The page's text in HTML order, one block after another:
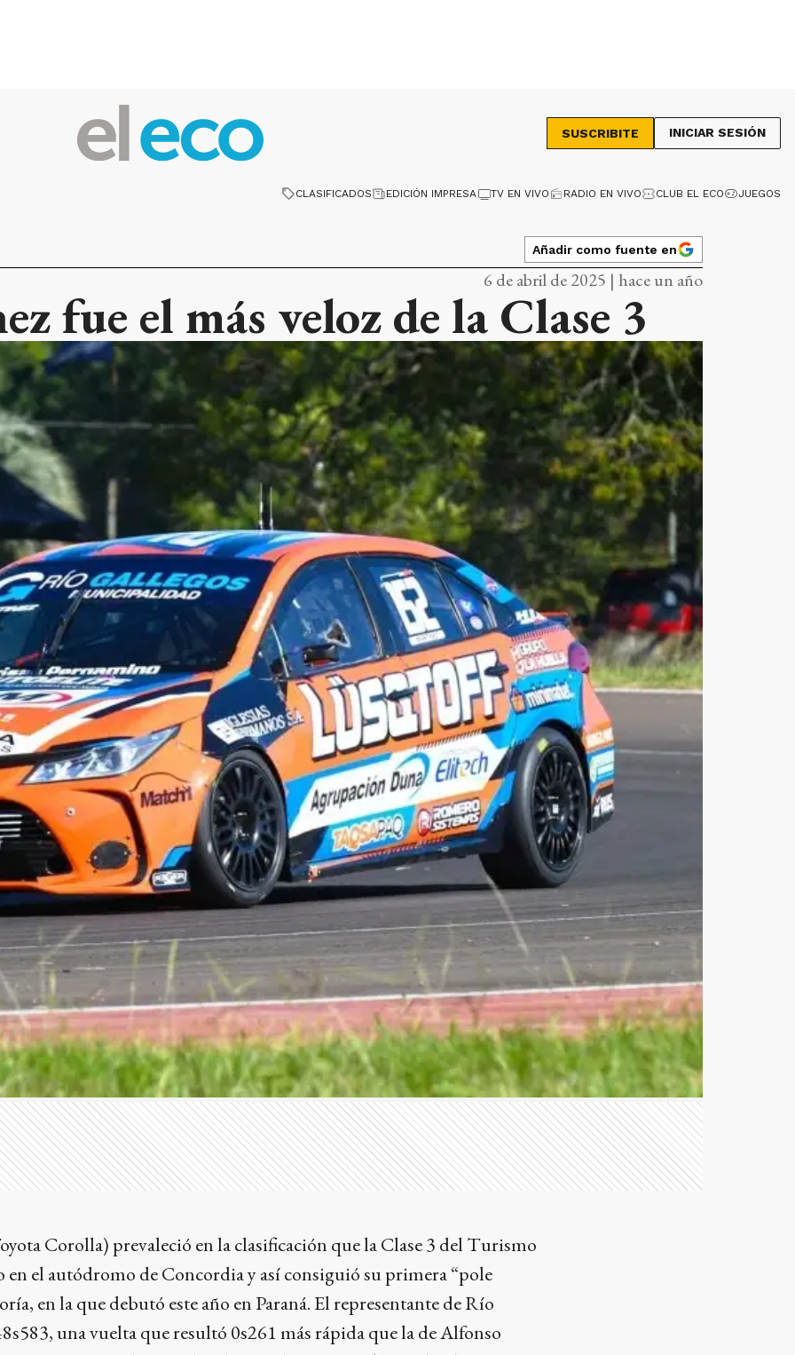
SUSCRIBITE INICIAR SESIÓN
CLASIFICADOS EDICIÓN IMPRESA TV EN VIVO RADIO EN VIVO CLUB EL ECO JUEGOS
Añadir como fuente en
6 de abril de 2025 | hace un año
fue el más veloz de la Clase 3
Corolla) prevaleció en la clasificación que la Clase 3 del Turismo
en el autódromo de Concordia y así consiguió su primera “pole
en la que debutó este año en Paraná. El representante de Río
una vuelta que resultó 0s261 más rápida que la de Alfonso